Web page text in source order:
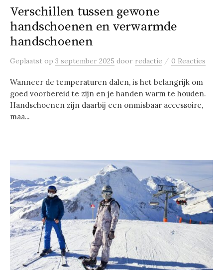
Verschillen tussen gewone
handschoenen en verwarmde
handschoenen
Geplaatst op 3 september 2025 door redactie / 0 Reacties
Wanneer de temperaturen dalen, is het belangrijk om
goed voorbereid te zijn en je handen warm te houden.
Handschoenen zijn daarbij een onmisbaar accessoire,
maa...